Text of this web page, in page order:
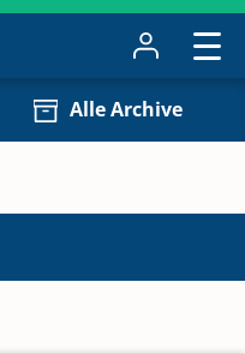
Alle Archive